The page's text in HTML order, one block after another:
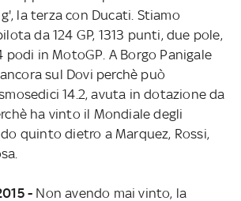
la terza con Ducati. Stiamo
da 124 GP, 1313 punti, due pole,
in MotoGP. A Borgo Panigale
sul Dovi perchè può
14.2, avuta in dotazione da
ha vinto il Mondiale degli
quinto dietro a Marquez, Rossi,
- Non avendo mai vinto, la